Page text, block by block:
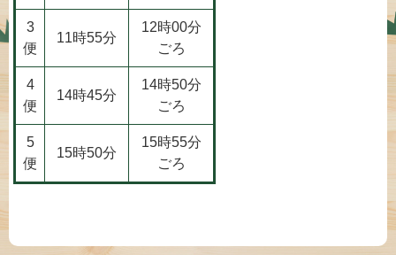
3
便
11時55分
12時00分
ごろ
4
便
14時45分
14時50分
ごろ
5
便
15時50分
15時55分
ごろ